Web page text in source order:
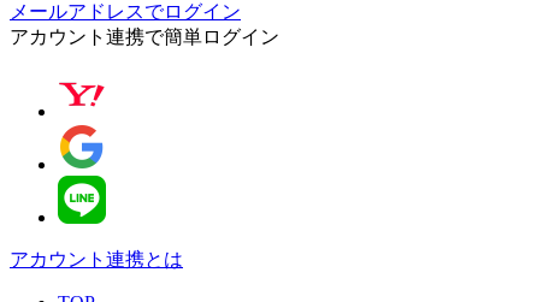
メールアドレスでログイン
アカウント連携で簡単ログイン
アカウント連携とは